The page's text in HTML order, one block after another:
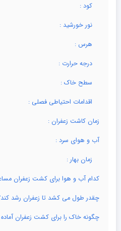
کود :
نور خورشید :
هرس :
درجه حرارت :
سطح خاک :
اقدامات احتیاطی فصلی :
زمان کاشت زعفران :
آب و هوای سرد :
زمان بهار :
کدام آب و هوا برای کشت زعفران
چقدر طول می کشد تا زعفران رشد
چگونه خاک را برای کشت زعفران آماده